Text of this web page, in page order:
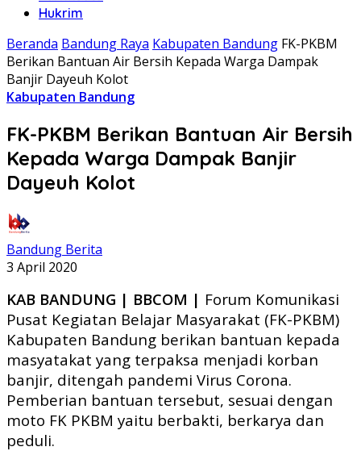
Hukrim
Beranda Bandung Raya Kabupaten Bandung FK-PKBM
Berikan Bantuan Air Bersih Kepada Warga Dampak
Banjir Dayeuh Kolot
Kabupaten Bandung
FK-PKBM Berikan Bantuan Air Bersih
Kepada Warga Dampak Banjir
Dayeuh Kolot
Bandung Berita
3 April 2020
KAB BANDUNG | BBCOM | Forum Komunikasi
Pusat Kegiatan Belajar Masyarakat (FK-PKBM)
Kabupaten Bandung berikan bantuan kepada
masyatakat yang terpaksa menjadi korban
banjir, ditengah pandemi Virus Corona.
Pemberian bantuan tersebut, sesuai dengan
moto FK PKBM yaitu berbakti, berkarya dan
peduli.